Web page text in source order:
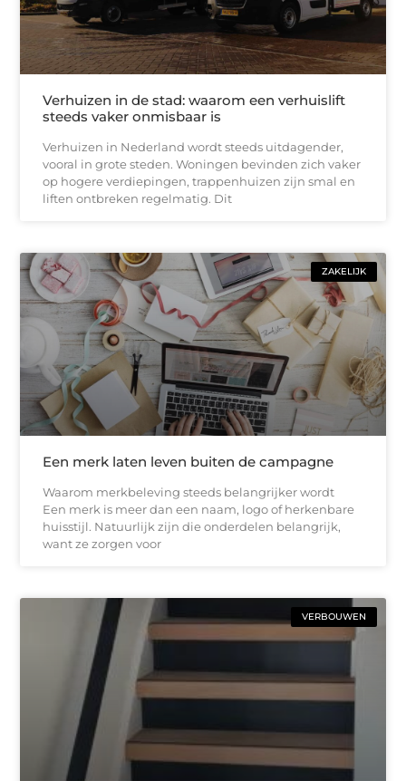
Verhuizen in de stad: waarom een verhuislift
steeds vaker onmisbaar is
Verhuizen in Nederland wordt steeds uitdagender,
vooral in grote steden. Woningen bevinden zich vaker
op hogere verdiepingen, trappenhuizen zijn smal en
liften ontbreken regelmatig. Dit
ZAKELIJK
Een merk laten leven buiten de campagne
Waarom merkbeleving steeds belangrijker wordt
Een merk is meer dan een naam, logo of herkenbare
huisstijl. Natuurlijk zijn die onderdelen belangrijk,
want ze zorgen voor
VERBOUWEN